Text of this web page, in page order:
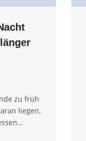
zu früh
liegen,